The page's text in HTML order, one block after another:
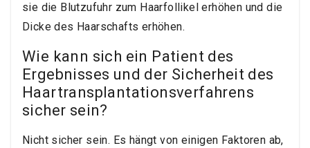
sie die Blutzufuhr zum Haarfollikel erhöhen und die
Dicke des Haarschafts erhöhen.
Wie kann sich ein Patient des
Ergebnisses und der Sicherheit des
Haartransplantationsverfahrens
sicher sein?
Nicht sicher sein. Es hängt von einigen Faktoren ab,